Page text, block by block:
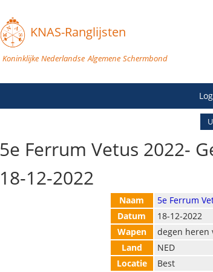
KNAS-Ranglijsten
Koninklijke Nederlandse Algemene Schermbond
5e Ferrum Vetus 2022-
18-12-2022
Naam
5e Ferrum
Datum
18-12-2022
Wapen
degen heren
Land
NED
Locatie
Best